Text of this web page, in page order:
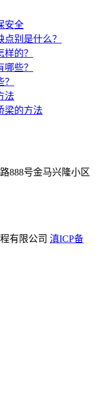
安全
别是什么？
的？
些？
法
梁的方法
888号金马兴隆小区
有限公司 滇ICP备